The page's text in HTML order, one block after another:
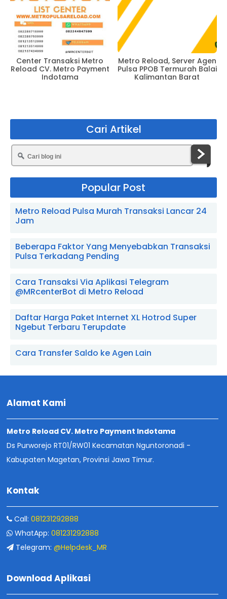
Center Transaksi Metro
Reload CV. Metro Payment
Indotama
Metro Reload, Server Agen
Pulsa PPOB Termurah Balai
Kalimantan Barat
Cari Artikel
Popular Post
Metro Reload Pulsa Murah Transaksi Lancar 24
Jam
Beberapa Faktor Yang Menyebabkan Transaksi
Pulsa Terkadang Pending
Cara Transaksi Via Aplikasi Telegram
@MRcenterBot di Metro Reload
Daftar Harga Paket Internet XL Hotrod Super
Ngebut Terbaru Terupdate
Cara Transfer Saldo ke Agen Lain
Alamat Kami
Metro Reload CV. Metro Payment Indotama
Ds Purworejo RT01/RW01 Kecamatan Nguntoronadi -
Kabupaten Magetan, Provinsi Jawa Timur.
Kontak
Call: 081231292888
WhatApp: 081231292888
Telegram: @Helpdesk_MR
Download Aplikasi